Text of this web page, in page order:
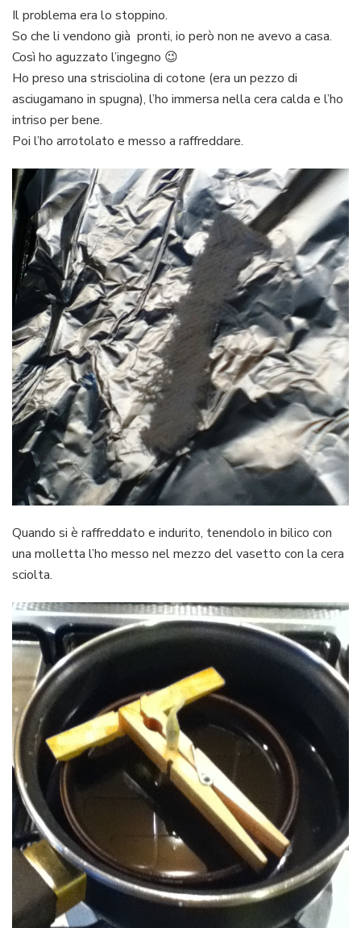
Il problema era lo stoppino.
So che li vendono già pronti, io però non ne avevo a casa.
Così ho aguzzato l’ingegno 😉
Ho preso una strisciolina di cotone (era un pezzo di
asciugamano in spugna), l’ho immersa nella cera calda e l’ho
intriso per bene.
Poi l’ho arrotolato e messo a raffreddare.
Quando si è raffreddato e indurito, tenendolo in bilico con
una molletta l’ho messo nel mezzo del vasetto con la cera
sciolta.